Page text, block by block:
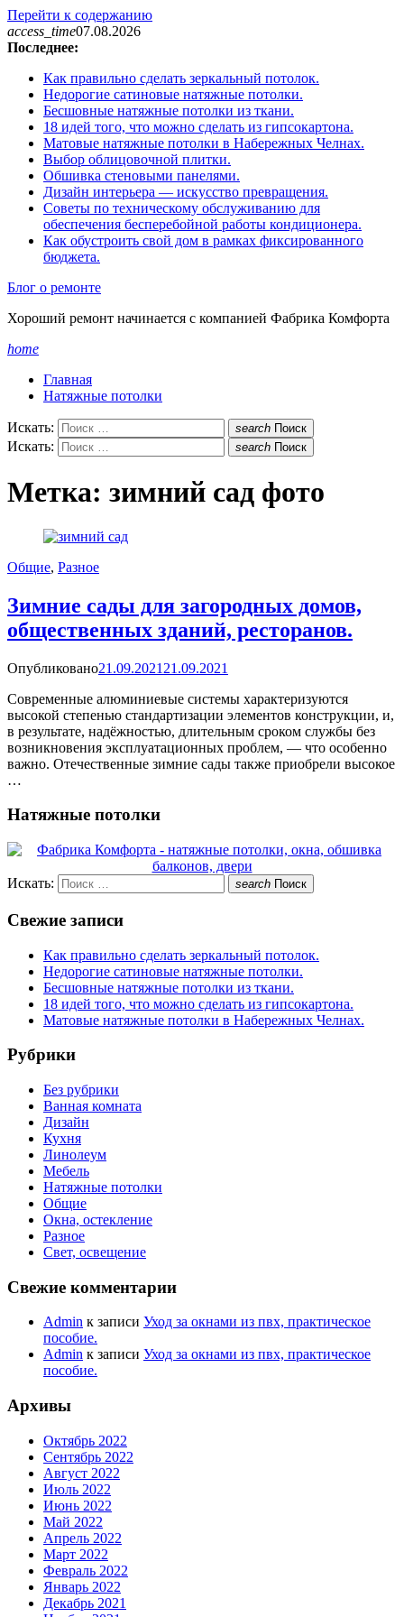
Перейти к содержанию
access_time07.08.2026
Последнее:
Как правильно сделать зеркальный потолок.
Недорогие сатиновые натяжные потолки.
Бесшовные натяжные потолки из ткани.
18 идей того, что можно сделать из гипсокартона.
Матовые натяжные потолки в Набережных Челнах.
Выбор облицовочной плитки.
Обшивка стеновыми панелями.
Дизайн интерьера — искусство превращения.
Советы по техническому обслуживанию для
обеспечения бесперебойной работы кондиционера.
Как обустроить свой дом в рамках фиксированного
бюджета.
Блог о ремонте
Хороший ремонт начинается с компанией Фабрика Комфорта
home
Главная
Натяжные потолки
Искать: search Поиск
Искать: search Поиск
Метка: зимний сад фото
Общие, Разное
Зимние сады для загородных домов,
общественных зданий, ресторанов.
Опубликовано21.09.2021 21.09.2021
Современные алюминиевые системы характеризуются
высокой степенью стандартизации элементов конструкции, и,
в результате, надёжностью, длительным сроком службы без
возникновения эксплуатационных проблем, — что особенно
важно. Отечественные зимние сады также приобрели высокое
…
Натяжные потолки
Искать: search Поиск
Свежие записи
Как правильно сделать зеркальный потолок.
Недорогие сатиновые натяжные потолки.
Бесшовные натяжные потолки из ткани.
18 идей того, что можно сделать из гипсокартона.
Матовые натяжные потолки в Набережных Челнах.
Рубрики
Без рубрики
Ванная комната
Дизайн
Кухня
Линолеум
Мебель
Натяжные потолки
Общие
Окна, остекление
Разное
Свет, освещение
Свежие комментарии
Admin к записи Уход за окнами из пвх, практическое
пособие.
Admin к записи Уход за окнами из пвх, практическое
пособие.
Архивы
Октябрь 2022
Сентябрь 2022
Август 2022
Июль 2022
Июнь 2022
Май 2022
Апрель 2022
Март 2022
Февраль 2022
Январь 2022
Декабрь 2021